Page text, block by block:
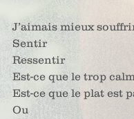
J’aimais mieux
Sentir
Ressentir
Est-ce que le trop
Est-ce que le plat est
Ou